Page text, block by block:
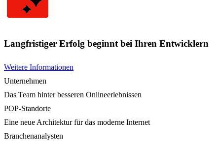
Langfristiger Erfolg beginnt bei Ihren Entwicklern
Weitere Informationen
Unternehmen
Das Team hinter besseren Onlineerlebnissen
POP-Standorte
Eine neue Architektur für das moderne Internet
Branchenanalysten